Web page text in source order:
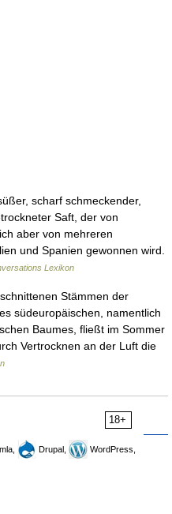
scharf schmeckender,
Saft, der von
aber von mehreren
und Spanien gewonnen wird.
Lexikon
Stämmen der
südeuropäischen, namentlich
Baumes, fließt im Sommer
Vertrocknen an der Luft die
18+
Drupal,
WordPress,